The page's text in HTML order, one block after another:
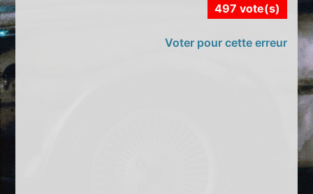
497 vote(s)
Voter pour cette erreur